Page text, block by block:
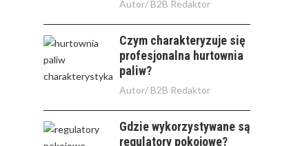
Autor/ B2B Redaktor
Czym charakteryzuje się
profesjonalna hurtownia
paliw?
Autor/ B2B Redaktor
Gdzie wykorzystywane są
regulatory pokojowe?